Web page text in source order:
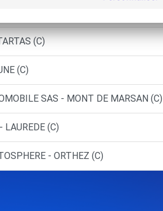
(C)
(C)
SAS - MONT DE MARSAN (C)
(C)
- ORTHEZ (C)